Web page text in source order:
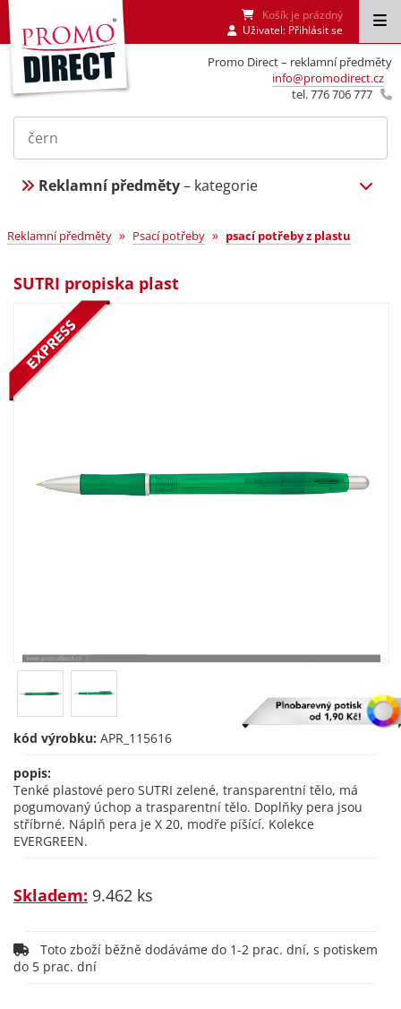
Promo Direct – reklamní předměty
info@promodirect.cz
tel. 776 706 777
Košík je prázdný
Uživatel: Přihlásit se
Reklamní předměty– kategorie
Reklamní předměty » Psací potřeby » psací potřeby z plastu
SUTRI propiska plast
kód výrobku: APR_115616
popis:
Tenké plastové pero SUTRI zelené, transparentní tělo, má
pogumovaný úchop a trasparentní tělo. Doplňky pera jsou
stříbrné. Náplň pera je X 20, modře píšící. Kolekce
EVERGREEN.
Skladem: 9.462 ks
Toto zboží běžně dodáváme do 1-2 prac. dní, s potiskem
do 5 prac. dní